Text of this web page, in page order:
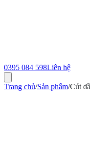
0395 084 598Liên hệ
Trang chủ/Sản phẩm/Cút